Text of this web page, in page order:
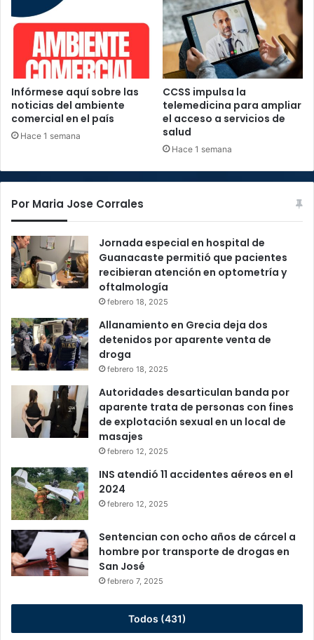
Infórmese aquí sobre las
noticias del ambiente
comercial en el país
Hace 1 semana
CCSS impulsa la
telemedicina para ampliar
el acceso a servicios de
salud
Hace 1 semana
Por Maria Jose Corrales
Jornada especial en hospital de
Guanacaste permitió que pacientes
recibieran atención en optometría y
oftalmología
febrero 18, 2025
Allanamiento en Grecia deja dos
detenidos por aparente venta de
droga
febrero 18, 2025
Autoridades desarticulan banda por
aparente trata de personas con fines
de explotación sexual en un local de
masajes
febrero 12, 2025
INS atendió 11 accidentes aéreos en el
2024
febrero 12, 2025
Sentencian con ocho años de cárcel a
hombre por transporte de drogas en
San José
febrero 7, 2025
Todos (431)